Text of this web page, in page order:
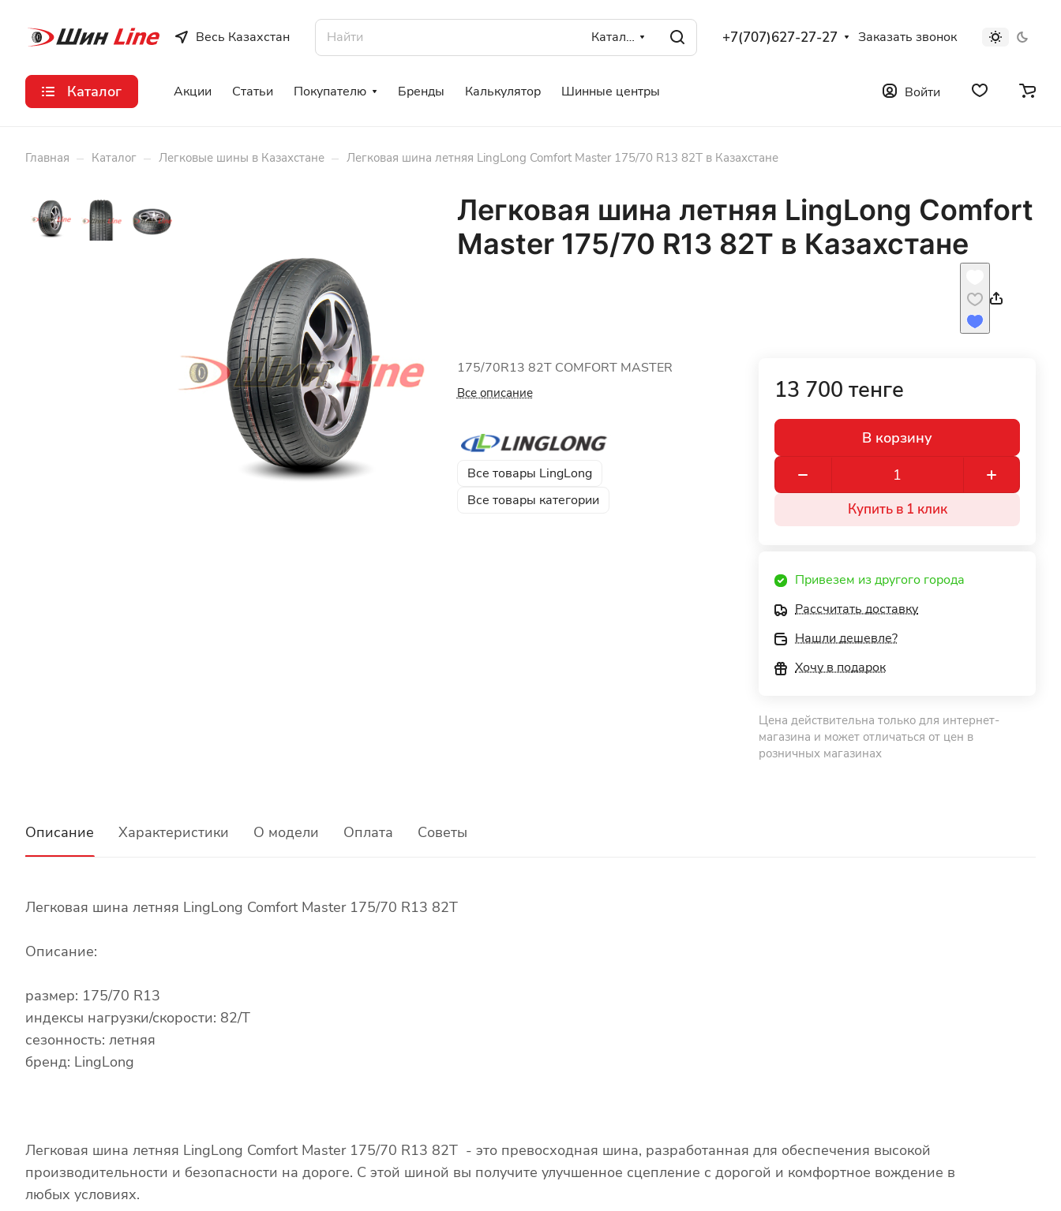
Весь Казахстан Каталог +7(707)627-27-27 Заказать звонок
Каталог Акции Статьи Покупателю Бренды Калькулятор Шинные центры Войти
Главная – Каталог – Легковые шины в Казахстане – Легковая шина летняя LingLong Comfort Master 175/70 R13 82T в Казахстане
Легковая шина летняя LingLong Comfort
Master 175/70 R13 82T в Казахстане
175/70R13 82T COMFORT MASTER
Все описание
Все товары LingLong
Все товары категории
13 700 тенге
В корзину
Купить в 1 клик
Привезем из другого города
Рассчитать доставку
Нашли дешевле?
Хочу в подарок
Цена действительна только для интернет-
магазина и может отличаться от цен в
розничных магазинах
Описание Характеристики О модели Оплата Советы
Легковая шина летняя LingLong Comfort Master 175/70 R13 82T
Описание:
размер: 175/70 R13
индексы нагрузки/скорости: 82/T
сезонность: летняя
бренд: LingLong
Легковая шина летняя LingLong Comfort Master 175/70 R13 82T - это превосходная шина, разработанная для обеспечения высокой
производительности и безопасности на дороге. С этой шиной вы получите улучшенное сцепление с дорогой и комфортное вождение в
любых условиях.